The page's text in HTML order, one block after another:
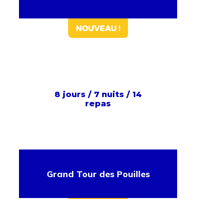
8 jours / 7 nuits / 14
repas
Grand Tour des Pouilles